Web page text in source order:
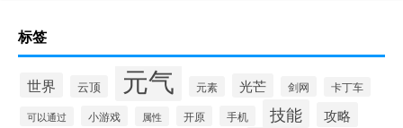
标签
世界 云顶 元气 元素 光芒 剑网 卡丁车
可以通过 小游戏 属性 开原 手机 技能 攻略